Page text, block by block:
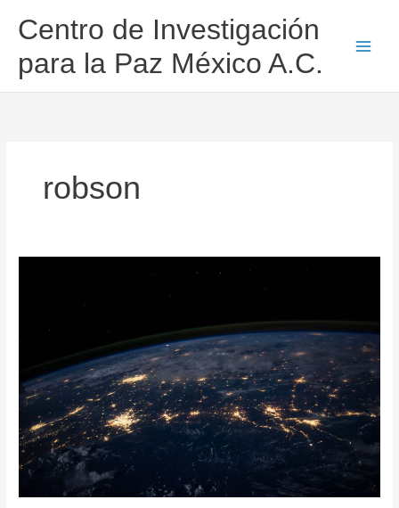
Centro de Investigación
para la Paz México A.C.
robson
pequeña
minoría
puede
cambiar
el
mundo?